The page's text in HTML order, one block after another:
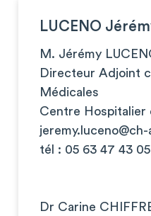
LUCENO
M. Jérémy
Directeur Adjoint
Médicales
Centre Hospitalier
tél : 05 63 47 43 05
Dr Carine